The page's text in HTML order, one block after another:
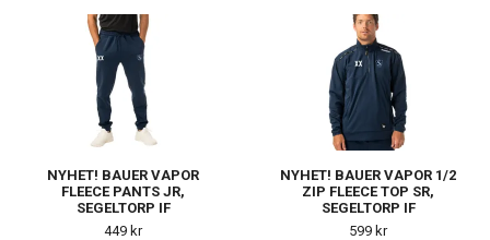
NYHET! BAUER VAPOR
FLEECE PANTS JR,
SEGELTORP IF
449 kr
NYHET! BAUER VAPOR 1/2
ZIP FLEECE TOP SR,
SEGELTORP IF
599 kr